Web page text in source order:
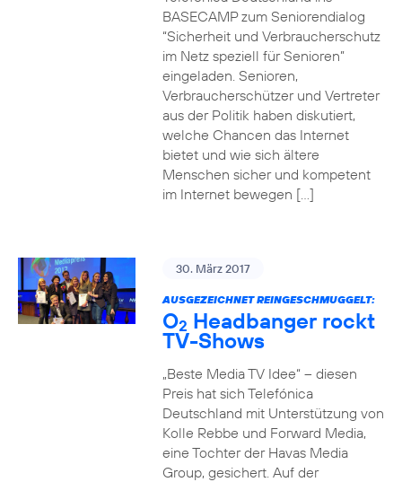
BASECAMP zum Seniorendialog
“Sicherheit und Verbraucherschutz
im Netz speziell für Senioren”
eingeladen. Senioren,
Verbraucherschützer und Vertreter
aus der Politik haben diskutiert,
welche Chancen das Internet
bietet und wie sich ältere
Menschen sicher und kompetent
im Internet bewegen […]
30. März 2017
AUSGEZEICHNET REINGESCHMUGGELT:
O2 Headbanger rockt
TV-Shows
„Beste Media TV Idee“ – diesen
Preis hat sich Telefónica
Deutschland mit Unterstützung von
Kolle Rebbe und Forward Media,
eine Tochter der Havas Media
Group, gesichert. Auf der